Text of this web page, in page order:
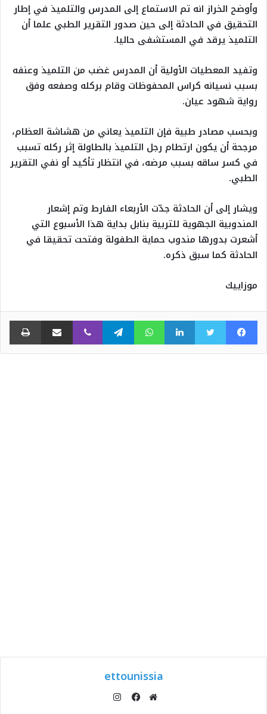
وأوضح الخراز انه تم الاستماع إلى المدرس والتلميذ في إطار
التحقيق في الحادثة إلى حين صدور التقرير الطبي علما أن
التلميذ يرقد في المستشفى حاليا.
وتفيد المعطيات الأولية أن المدرس غضب من التلميذ وعنفه
بسبب نسيانه كراس المحفوظات وقام بركله وصفعه وفق
رواية شهود عيان.
وبحسب مصادر طبية فإن التلميذ يعاني من هشاشة العظام،
مرجحة أن يكون ارتطام رجل التلميذ بالطاولة إثر ركله تسبب
في كسر ساقه بسبب مرضه، في انتظار تأكيد أو نفي التقرير
الطبي.
ويشار إلى أن الحادثة جدّت الأربعاء الفارط وتم إشعار
المندوبية الجهوية للتربية بنابل بداية هذا الأسبوع التي
أشعرت بدورها مندوب حماية الطفولة وفتحت تحقيقا في
الحادثة كما سبق ذكره.
موزاييك
فيسبوك تويتر لينكدإن واتساب تيلقرام ڤايبر مشاركة عبر البريد
ettounissia